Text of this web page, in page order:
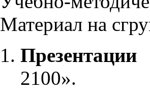
Материал на
2100».